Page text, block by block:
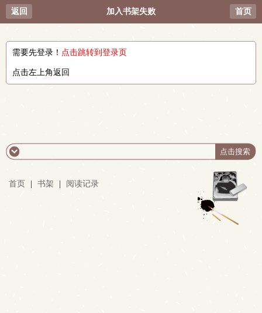
返回 加入书架失败 首页
需要先登录！ 点击跳转到登录页
点击左上角返回
首页 书架 阅读记录